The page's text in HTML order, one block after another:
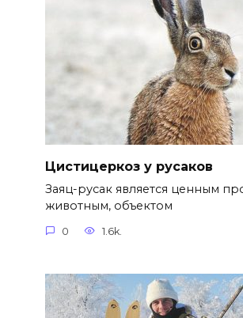
Цистицеркоз у русаков
Заяц-русак является ценным
животным, объектом
0 1.6k.